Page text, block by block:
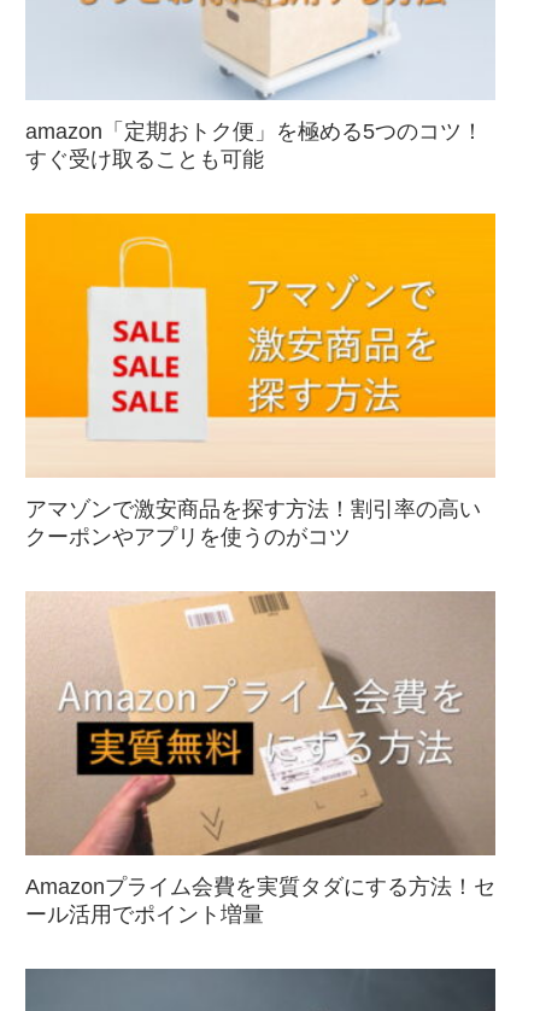
amazon「定期おトク便」を極める5つのコツ！
すぐ受け取ることも可能
アマゾンで激安商品を探す方法！割引率の高い
クーポンやアプリを使うのがコツ
Amazonプライム会費を実質タダにする方法！セ
ール活用でポイント増量